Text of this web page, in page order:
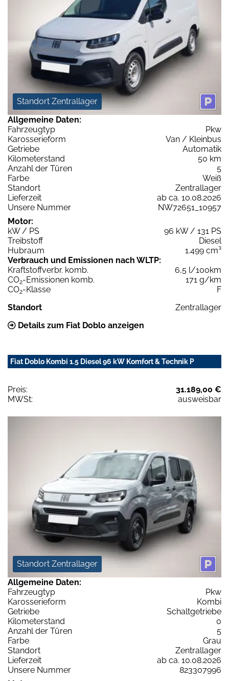
Standort Zentrallager
Allgemeine Daten:
Fahrzeugtyp
Pkw
Karosserieform
Van / Kleinbus
Getriebe
Automatik
Kilometerstand
50 km
Anzahl der Türen
5
Farbe
Weiß
Standort
Zentrallager
Lieferzeit
ab ca. 10.08.2026
Unsere Nummer
NW72651_10957
Motor:
kW / PS
96 kW / 131 PS
Treibstoff
Diesel
Hubraum
1.499 cm³
Verbrauch und Emissionen nach WLTP:
Kraftstoffverbr. komb.
6,5 l/100km
CO2-Emissionen komb.
171 g/km
CO2-Klasse
F
Standort
Zentrallager
Details zum Fiat Doblo anzeigen
Fiat Doblo Kombi 1.5 Diesel 96 kW Komfort & Technik P
Preis:
31.189,00 €
MWSt:
ausweisbar
Standort Zentrallager
Allgemeine Daten:
Fahrzeugtyp
Pkw
Karosserieform
Kombi
Getriebe
Schaltgetriebe
Kilometerstand
0
Anzahl der Türen
5
Farbe
Grau
Standort
Zentrallager
Lieferzeit
ab ca. 10.08.2026
Unsere Nummer
823307996